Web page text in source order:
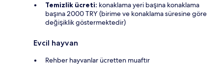
Temizlik ücreti: konaklama yeri başına konaklama
başına 2000 TRY (birime ve konaklama süresine göre
değişiklik göstermektedir)
Evcil hayvan
Rehber hayvanlar ücretten muaftır